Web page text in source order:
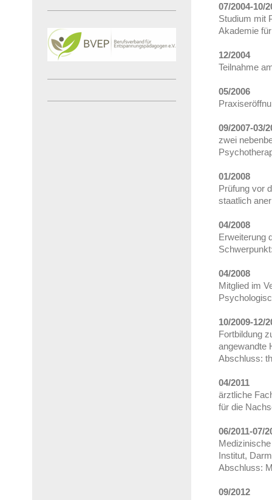
07/2004-10/
Studium mit
Akademie
12/2004
Teilnahme
05/2006
09/2007-03/
zwei
01/2008
Prüfung vor
staatlich
04/2008
Erweiterung
04/2008
Mitglied im
10/2009-12/
Fortbildung
angewandte
Abschluss:
04/2011
ärztliche
für die
06/2011-07/
Institut,
Abschluss:
09/2012